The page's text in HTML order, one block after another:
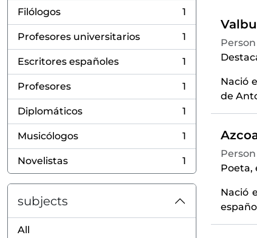
Filólogos
, 1 results
1
Profesores universitarios
, 1 results
1
Escritores españoles
, 1 results
1
Profesores
, 1 results
1
Diplomáticos
, 1 results
1
Musicólogos
, 1 results
1
Novelistas
, 1 results
1
subjects
All
Person
Nació
de
Person
Poeta,
Nació